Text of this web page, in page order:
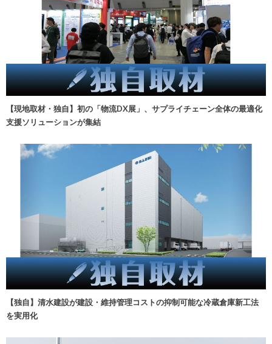
【現地取材・独自】初の「物流DX展」、サプライチェーン全体の最適化
支援ソリューションが集結
【独自】清水建設が建設・維持管理コストの抑制可能な冷蔵倉庫新工法
を実用化